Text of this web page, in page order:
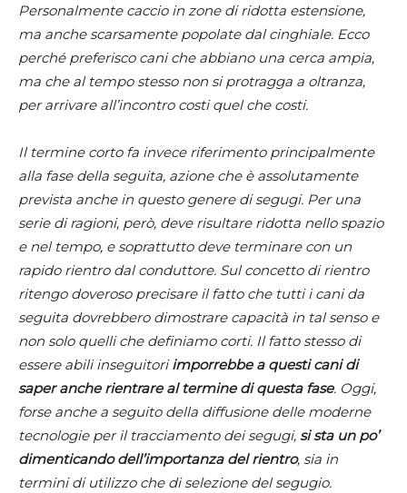
Personalmente caccio in zone di ridotta estensione,
ma anche scarsamente popolate dal cinghiale. Ecco
perché preferisco cani che abbiano una cerca ampia,
ma che al tempo stesso non si protragga a oltranza,
per arrivare all’incontro costi quel che costi.
Il termine corto fa invece riferimento principalmente
alla fase della seguita, azione che è assolutamente
prevista anche in questo genere di segugi. Per una
serie di ragioni, però, deve risultare ridotta nello spazio
e nel tempo, e soprattutto deve terminare con un
rapido rientro dal conduttore. Sul concetto di rientro
ritengo doveroso precisare il fatto che tutti i cani da
seguita dovrebbero dimostrare capacità in tal senso e
non solo quelli che definiamo corti. Il fatto stesso di
essere abili inseguitoriimporrebbe a questi cani di
saper anche rientrare al termine di questa fase. Oggi,
forse anche a seguito della diffusione delle moderne
tecnologie per il tracciamento dei segugi, si sta un po’
dimenticando dell’importanza del rientro, sia in
termini di utilizzo che di selezione del segugio.